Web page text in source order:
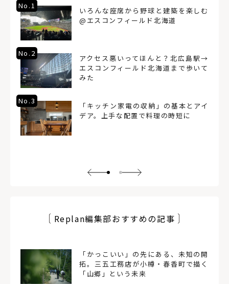
No.1
いろんな座席から野球と建築を楽しむ
@エスコンフィールド北海道
No.2
アクセス悪いってほんと？北広島駅→
エスコンフィールド北海道まで歩いて
みた
No.3
「キッチン家電の収納」の基本とアイ
デア。上手な配置で料理の時短に
Replan編集部おすすめの記事
「かっこいい」の先にある、未知の開
拓。三五工務店が小樽・春香町で描く
「山郷」という未来